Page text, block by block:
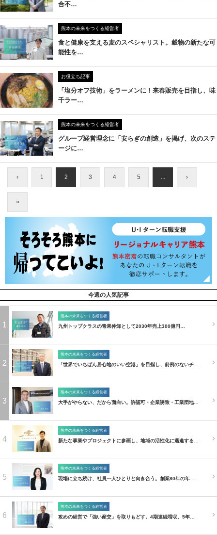
合不…
熊本の未来をつくる経営者
食と健康を支える麦のスペシャリスト。穀物の新たな可
能性を…
お役立ち記事
「塩分オフ技術」をラーメンに！来春販売を目指し、味
千ラー…
熊本の未来をつくる経営者
グループ経営理念に「安らぎの創造」を掲げ、次のステ
ージに…
‹ 1 2 3 4 5 ... ›
»
今週の人気記事
1
熊本の未来をつくる経営者
九州トップクラスの青果仲卸として2030年売上300億円…
2
熊本の未来をつくる経営者
「世界でいちばん居心地のいい空港」を目指し、前例のないチ…
3
熊本の未来をつくる経営者
大手がやらない、だから面白い。許認可・企業誘致・工業団地…
4
熊本の未来をつくる経営者
新たな事業やプロジェクトに参画し、地域の活性化に邁進する…
5
熊本の未来をつくる経営者
現場に立ち続け、社員一人ひとりと向き合う。創業80年の年…
6
熊本の未来をつくる経営者
攻めの経営で「強い産交」を取りもどす。4期連続増収、5年…